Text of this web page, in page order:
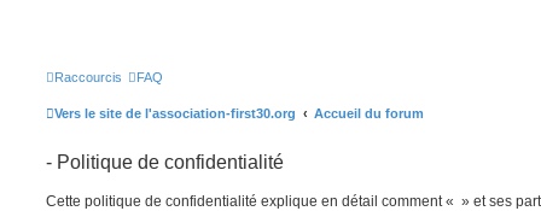
Raccourcis FAQ
Vers le site de l'association-first30.org Accueil du forum
- Politique de confidentialité
Cette politique de confidentialité explique en détail comment « » et ses